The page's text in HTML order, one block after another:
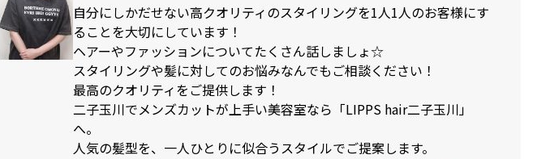
自分にしかだせない高クオリティのスタイリングを1人1人のお客様にす
ることを大切にしています！
ヘアーやファッションについてたくさん話しましょ☆
スタイリングや髪に対してのお悩みなんでもご相談ください！
最高のクオリティをご提供します！
二子玉川でメンズカットが上手い美容室なら「LIPPS hair二子玉川」
へ。
人気の髪型を、一人ひとりに似合うスタイルでご提案します。